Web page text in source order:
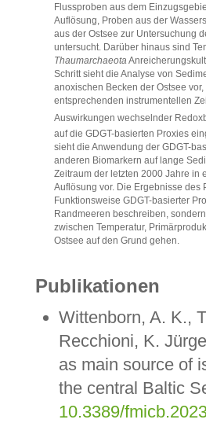
Flussproben aus dem
Auflösung, Proben aus der
aus der Ostsee zur Untersuchung
untersucht. Darüber hinaus sind
Thaumarchaeota
Schritt sieht die Analyse von
anoxischen Becken der Ostsee
entsprechenden instrumentellen
Auswirkungen wechselnder
auf die GDGT-basierten Proxies
sieht die Anwendung der GDGT-
anderen Biomarkern auf lange
Zeitraum der letzten 2000 Jahre in
Auflösung vor. Die Ergebnisse des
Funktionsweise GDGT-basierter
Randmeeren beschreiben,
zwischen Temperatur,
Ostsee auf den Grund gehen.
Publikationen
Wittenborn, A. K.,
Recchioni, K.
as main source of
the central Baltic
10.3389/